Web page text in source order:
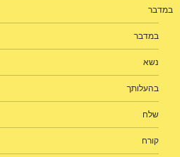
במדבר
במדבר
נשא
בהעלותך
שלח
קורח